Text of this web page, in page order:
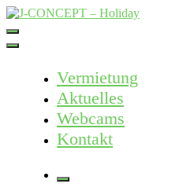
Skip
to
content
Vermietung
Aktuelles
Webcams
Kontakt
More